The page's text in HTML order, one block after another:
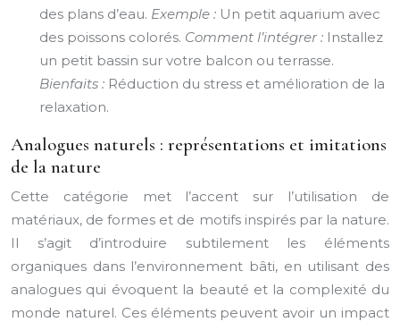
des plans d’eau. Exemple : Un petit aquarium avec
des poissons colorés. Comment l’intégrer : Installez
un petit bassin sur votre balcon ou terrasse.
Bienfaits : Réduction du stress et amélioration de la
relaxation.
Analogues naturels : représentations et imitations
de la nature
Cette catégorie met l’accent sur l’utilisation de
matériaux, de formes et de motifs inspirés par la nature.
Il s’agit d’introduire subtilement les éléments
organiques dans l’environnement bâti, en utilisant des
analogues qui évoquent la beauté et la complexité du
monde naturel. Ces éléments peuvent avoir un impact